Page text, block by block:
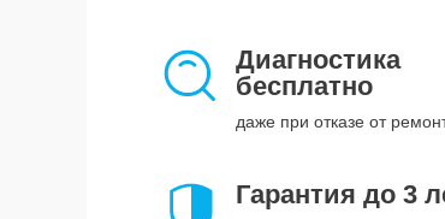
Диагностика
бесплатно
даже при отказе от
Гарантия до 3